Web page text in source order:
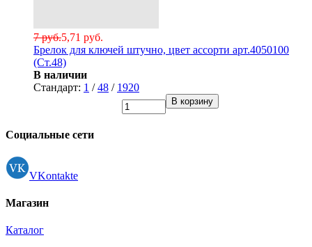
5,71 руб.
7 руб.
Брелок для ключей штучно, цвет ассорти арт.4050100
(Ст.48)
В наличии
Стандарт: 1 /48 / 1920
В корзину
Социальные сети
VKontakte
Магазин
Каталог